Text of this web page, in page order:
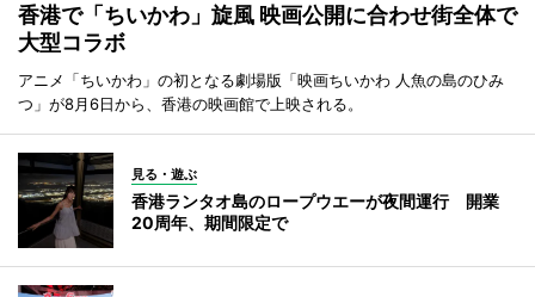
香港で「ちいかわ」旋風 映画公開に合わせ街全体で
大型コラボ
アニメ「ちいかわ」の初となる劇場版「映画ちいかわ 人魚の島のひみ
つ」が8月6日から、香港の映画館で上映される。
見る・遊ぶ
香港ランタオ島のロープウエーが夜間運行 開業
20周年、期間限定で